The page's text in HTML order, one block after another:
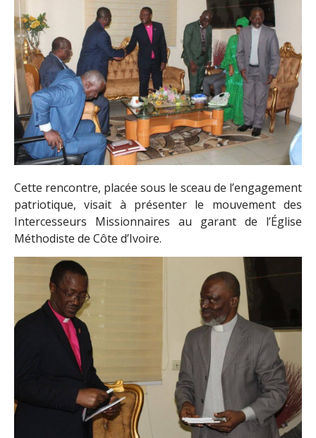
Cette rencontre, placée sous le sceau de l’engagement
patriotique, visait à présenter le mouvement des
Intercesseurs Missionnaires au garant de l’Église
Méthodiste de Côte d’Ivoire.